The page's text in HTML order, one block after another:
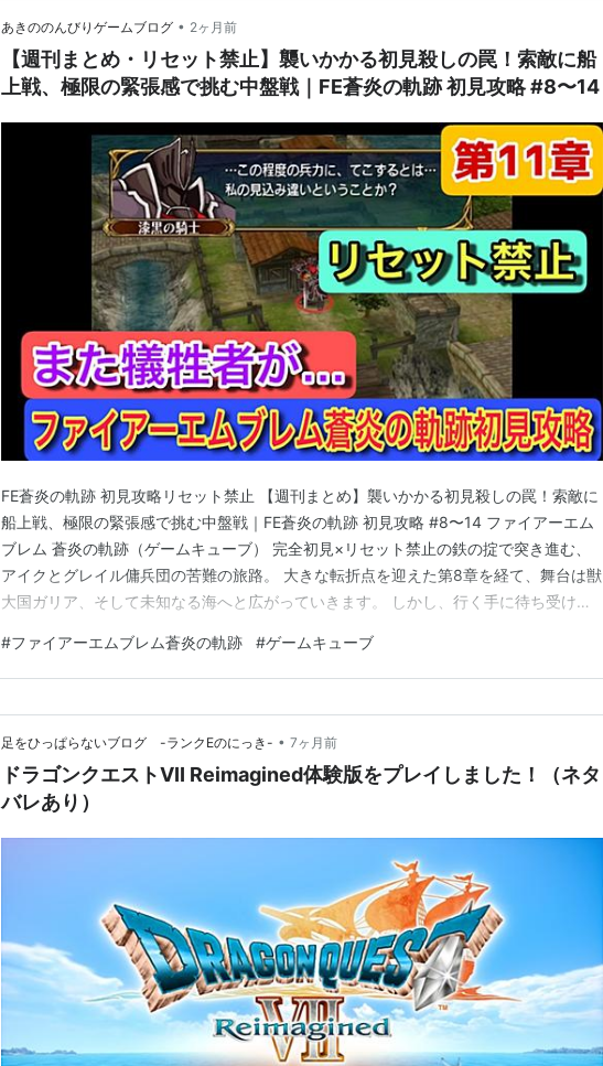
あきののんびりゲームブログ • 2ヶ月前
【週刊まとめ・リセット禁止】襲いかかる初見殺しの罠！索敵に船
上戦、極限の緊張感で挑む中盤戦｜FE蒼炎の軌跡 初見攻略 #8〜14
FE蒼炎の軌跡 初見攻略リセット禁止 【週刊まとめ】襲いかかる初見殺しの罠！索敵に
船上戦、極限の緊張感で挑む中盤戦｜FE蒼炎の軌跡 初見攻略 #8〜14 ファイアーエム
ブレム 蒼炎の軌跡（ゲームキューブ） 完全初見×リセット禁止の鉄の掟で突き進む、
アイクとグレイル傭兵団の苦難の旅路。 大きな転折点を迎えた第8章を経て、舞台は獣
大国ガリア、そして未知なる海へと広がっていきます。 しかし、行く手に待ち受ける
た、一歩間違えれば大切な仲間を永久に失う初見殺しギミックの数々。 ▶ 今週の動画
【#8】第8章：絶望そして希望——試…
#ファイアーエムブレム蒼炎の軌跡 #ゲームキューブ
足をひっぱらないブログ -ランクEのにっき- • 7ヶ月前
ドラゴンクエストVII Reimagined体験版をプレイしました！（ネタ
バレあり）